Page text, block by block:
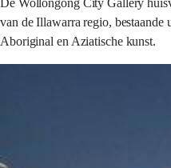
De Wollongong City Gallery
van de Illawarra regio, bestaande
Aboriginal en Aziatische kunst.